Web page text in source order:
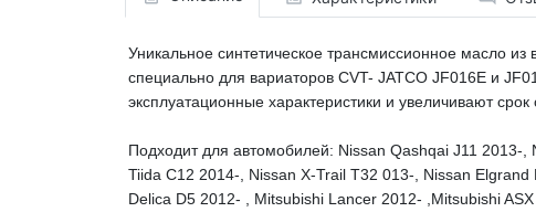
Уникальное синтетическое трансмиссионное масло
специально для вариаторов CVT- JATCO JF016E и
эксплуатационные характеристики и увеличивают
Подходит для автомобилей: Nissan Qashqai J11 2013-
Tiida C12 2014-, Nissan X-Trail T32 013-, Nissan
Delica D5 2012- , Mitsubishi Lancer 2012- ,Mitsubishi